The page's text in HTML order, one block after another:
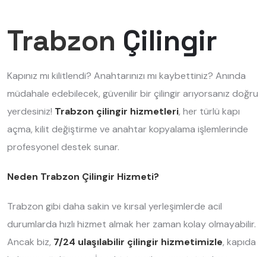
Trabzon Çilingir
Kapınız mı kilitlendi? Anahtarınızı mı kaybettiniz? Anında
müdahale edebilecek, güvenilir bir çilingir arıyorsanız doğru
yerdesiniz! Trabzon çilingir hizmetleri, her türlü kapı
açma, kilit değiştirme ve anahtar kopyalama işlemlerinde
profesyonel destek sunar.
Neden Trabzon Çilingir Hizmeti?
Trabzon gibi daha sakin ve kırsal yerleşimlerde acil
durumlarda hızlı hizmet almak her zaman kolay olmayabilir.
Ancak biz, 7/24 ulaşılabilir çilingir hizmetimizle, kapıda